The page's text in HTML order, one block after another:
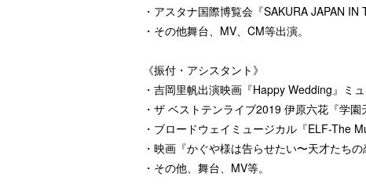
・アスタナ国際博覧会『SAKURA JAPAN IN
・その他舞台、MV、CM等出演。
《振付・アシスタント》
・吉岡里帆出演映画『Happy Wedding』ミ
・ザ ベストテンライブ2019 伊原六花『学園
・ブロードウェイミュージカル『ELF-The
・映画『かぐや様は告らせたい〜天才たち
・その他、舞台、MV等。